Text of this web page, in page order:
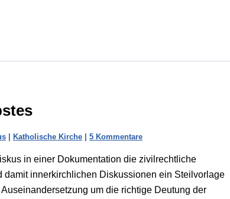
| Katholische Kirche | 5 Kommentare
in einer Dokumentation die zivilrechtliche
innerkirchlichen Diskussionen ein Steilvorlage
um die richtige Deutung der